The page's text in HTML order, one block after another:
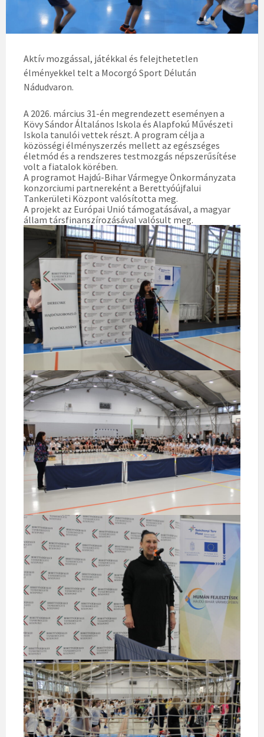
Aktív mozgással, játékkal és felejthetetlen
élményekkel telt a Mocorgó Sport Délután
Nádudvaron.
A 2026. március 31-én megrendezett eseményen a
Kövy Sándor Általános Iskola és Alapfokú Művészeti
Iskola tanulói vettek részt. A program célja a
közösségi élményszerzés mellett az egészséges
életmód és a rendszeres testmozgás népszerűsítése
volt a fiatalok körében.
A programot Hajdú-Bihar Vármegye Önkormányzata
konzorciumi partnereként a Berettyóújfalui
Tankerületi Központ valósította meg.
A projekt az Európai Unió támogatásával, a magyar
állam társfinanszírozásával valósult meg.